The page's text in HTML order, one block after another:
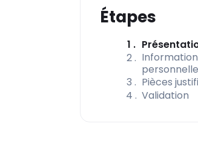
Étapes
1
2
3
Pièces
4
Validation